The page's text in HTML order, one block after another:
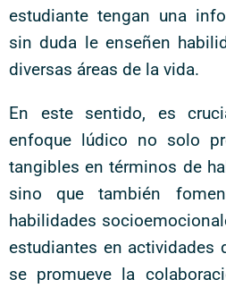
estudiante tengan una
sin duda le enseñen
diversas áreas de la vida.
En este sentido, es
enfoque lúdico no solo
tangibles en términos de
sino que también
habilidades
estudiantes en actividades
se promueve la